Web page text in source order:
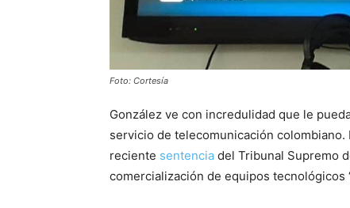
Foto: Cortesía
González ve con incredulidad que le
servicio de telecomunicación
reciente sentencia del Tribunal Supremo
comercialización de equipos tecnológicos